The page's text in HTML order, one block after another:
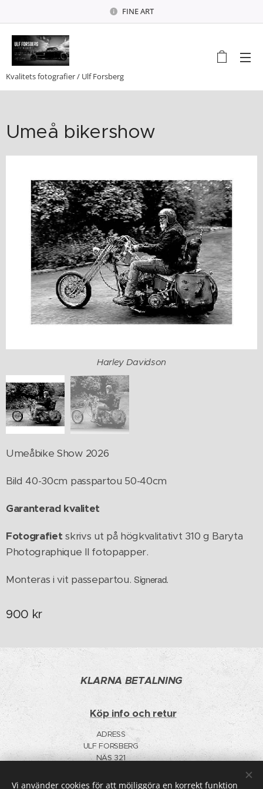
FINE ART
Kvalitets fotografier / Ulf Forsberg
Umeå bikershow
Harley Davidson
Chopper åkare-Aluminiumtavla.
Umeåbike Show 2026
Bild 40-30cm passpartou 50-40cm
Garanterad kvalitet
Fotografietskrivs ut på högkvalitativt 310 g Baryta
Photographique II fotopapper.
Monteras i vit passepartou.Signerad.
900 kr
KLARNA BETALNING
Köp info och retur
ADRESS
ULF FORSBERG
NÄS 321
F-SKATT
Vi använder cookies för att möjliggöra en korrekt funktion